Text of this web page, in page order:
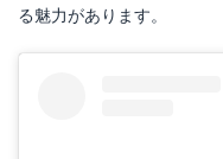
る魅力があります。